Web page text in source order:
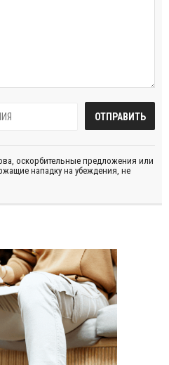
оскорбительные предложения или
нападку на убеждения, не